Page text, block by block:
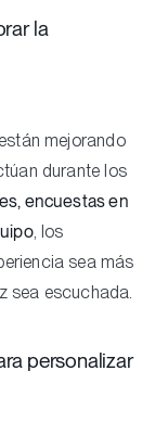
la
mejorando
durante los
encuestas en
, los
sea más
sea escuchada.
personalizar